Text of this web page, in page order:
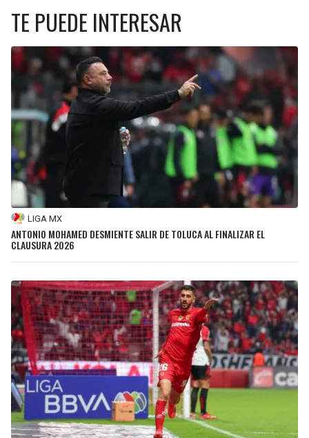
TE PUEDE INTERESAR
LIGA MX
ANTONIO MOHAMED DESMIENTE SALIR DE TOLUCA AL FINALIZAR EL
CLAUSURA 2026